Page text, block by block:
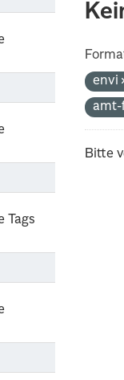
Tags
envi
amt-
Bitte